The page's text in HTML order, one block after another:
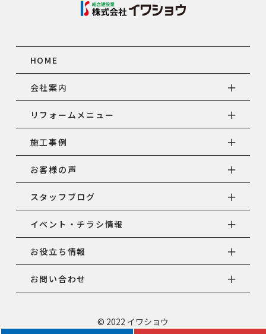
HOME
会社案内
リフォームメニュー
施工事例
お客様の声
スタッフブログ
イベント・チラシ情報
お役立ち情報
お問い合わせ
© 2022 イワショウ